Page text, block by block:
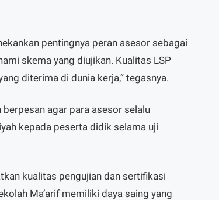
pentingnya peran asesor sebagai
skema yang diujikan. Kualitas LSP
diterima di dunia kerja,” tegasnya.
berpesan agar para asesor selalu
kepada peserta didik selama uji
kualitas pengujian dan sertifikasi
Ma’arif memiliki daya saing yang